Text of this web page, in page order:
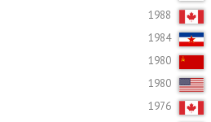
1988
1984
1980
1980
1976